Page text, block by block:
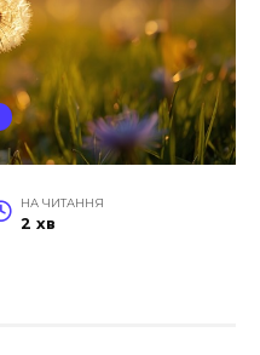
НА ЧИТАННЯ
2 хв